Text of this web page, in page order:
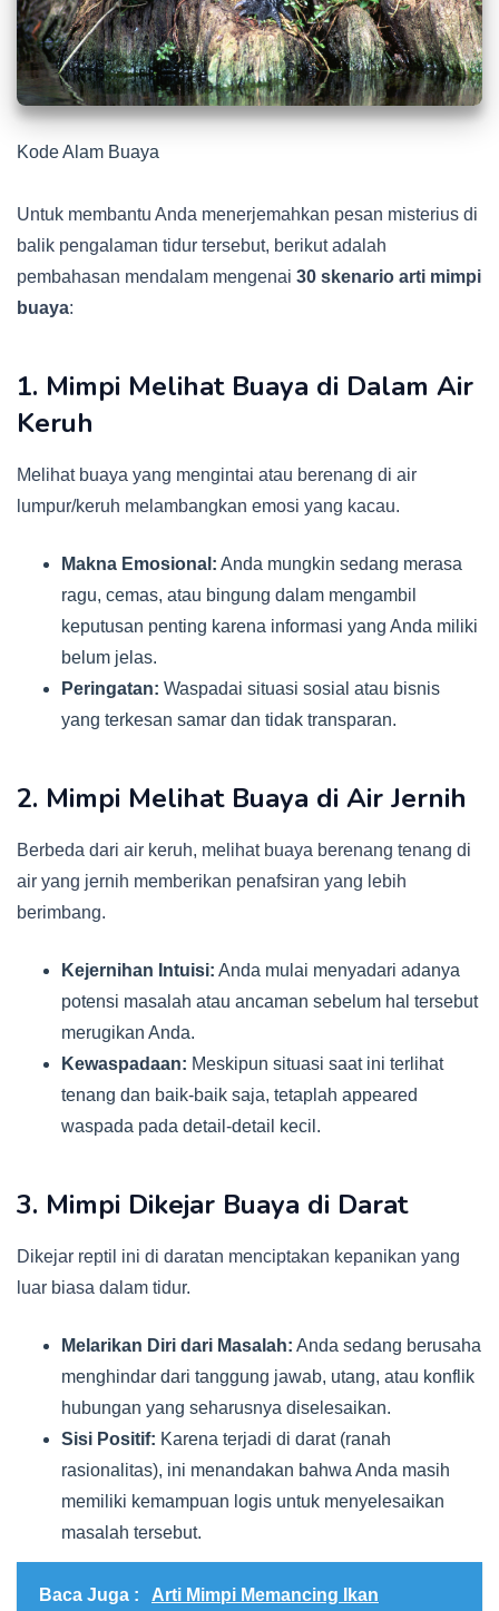
Kode Alam Buaya
Untuk membantu Anda menerjemahkan pesan misterius di
balik pengalaman tidur tersebut, berikut adalah
pembahasan mendalam mengenai 30 skenario arti mimpi
buaya:
1. Mimpi Melihat Buaya di Dalam Air
Keruh
Melihat buaya yang mengintai atau berenang di air
lumpur/keruh melambangkan emosi yang kacau.
Makna Emosional: Anda mungkin sedang merasa
ragu, cemas, atau bingung dalam mengambil
keputusan penting karena informasi yang Anda miliki
belum jelas.
Peringatan: Waspadai situasi sosial atau bisnis
yang terkesan samar dan tidak transparan.
2. Mimpi Melihat Buaya di Air Jernih
Berbeda dari air keruh, melihat buaya berenang tenang di
air yang jernih memberikan penafsiran yang lebih
berimbang.
Kejernihan Intuisi: Anda mulai menyadari adanya
potensi masalah atau ancaman sebelum hal tersebut
merugikan Anda.
Kewaspadaan: Meskipun situasi saat ini terlihat
tenang dan baik-baik saja, tetaplah appeared
waspada pada detail-detail kecil.
3. Mimpi Dikejar Buaya di Darat
Dikejar reptil ini di daratan menciptakan kepanikan yang
luar biasa dalam tidur.
Melarikan Diri dari Masalah: Anda sedang berusaha
menghindar dari tanggung jawab, utang, atau konflik
hubungan yang seharusnya diselesaikan.
Sisi Positif: Karena terjadi di darat (ranah
rasionalitas), ini menandakan bahwa Anda masih
memiliki kemampuan logis untuk menyelesaikan
masalah tersebut.
Baca Juga : Arti Mimpi Memancing Ikan